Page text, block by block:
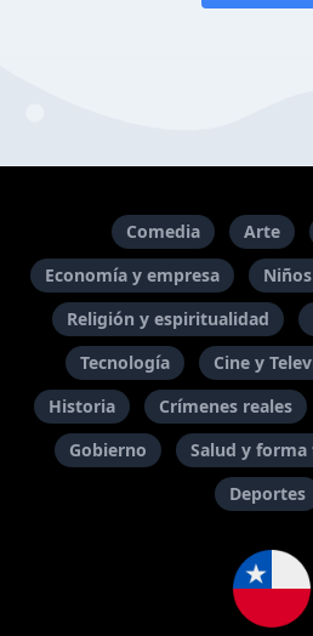
Comedia Arte
Economía y empresa
Religión y espiritualidad
Tecnología
Cine y
Historia
Crímenes reales
Gobierno
Salud y forma
Deportes